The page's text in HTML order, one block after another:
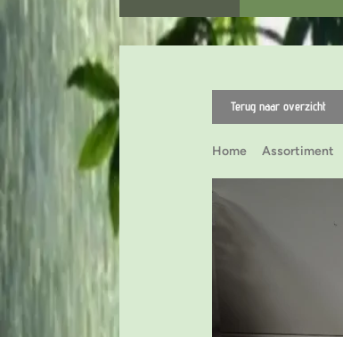
Terug naar overzicht
Home Assortiment